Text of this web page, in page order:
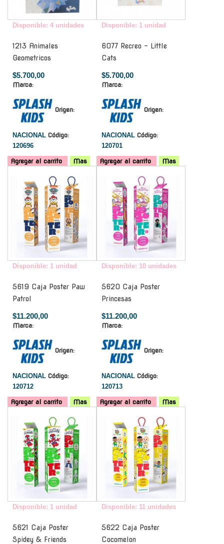
Disponible: 4 unidades
1213 Animales
Geometricos
$5.700,00
Marca:
Origen:
NACIONAL Código:
120696
Agregar al carrito Mas
Disponible: 1 unidad
6077 Recreo - Little
Cats
$5.700,00
Marca:
Origen:
NACIONAL Código:
120701
Agregar al carrito
Mas
Disponible: 1 unidad
5619 Caja Poster Paw
Patrol
$11.200,00
Marca:
Origen:
NACIONAL Código:
120712
Agregar al carrito Mas
Disponible: 10 unidades
5620 Caja Poster
Princesas
$11.200,00
Marca:
Origen:
NACIONAL Código:
120713
Agregar al carrito
Mas
Disponible: 1 unidad
5621 Caja Poster
Spidey & Friends
Disponible: 11 unidades
5622 Caja Poster
Cocomelon